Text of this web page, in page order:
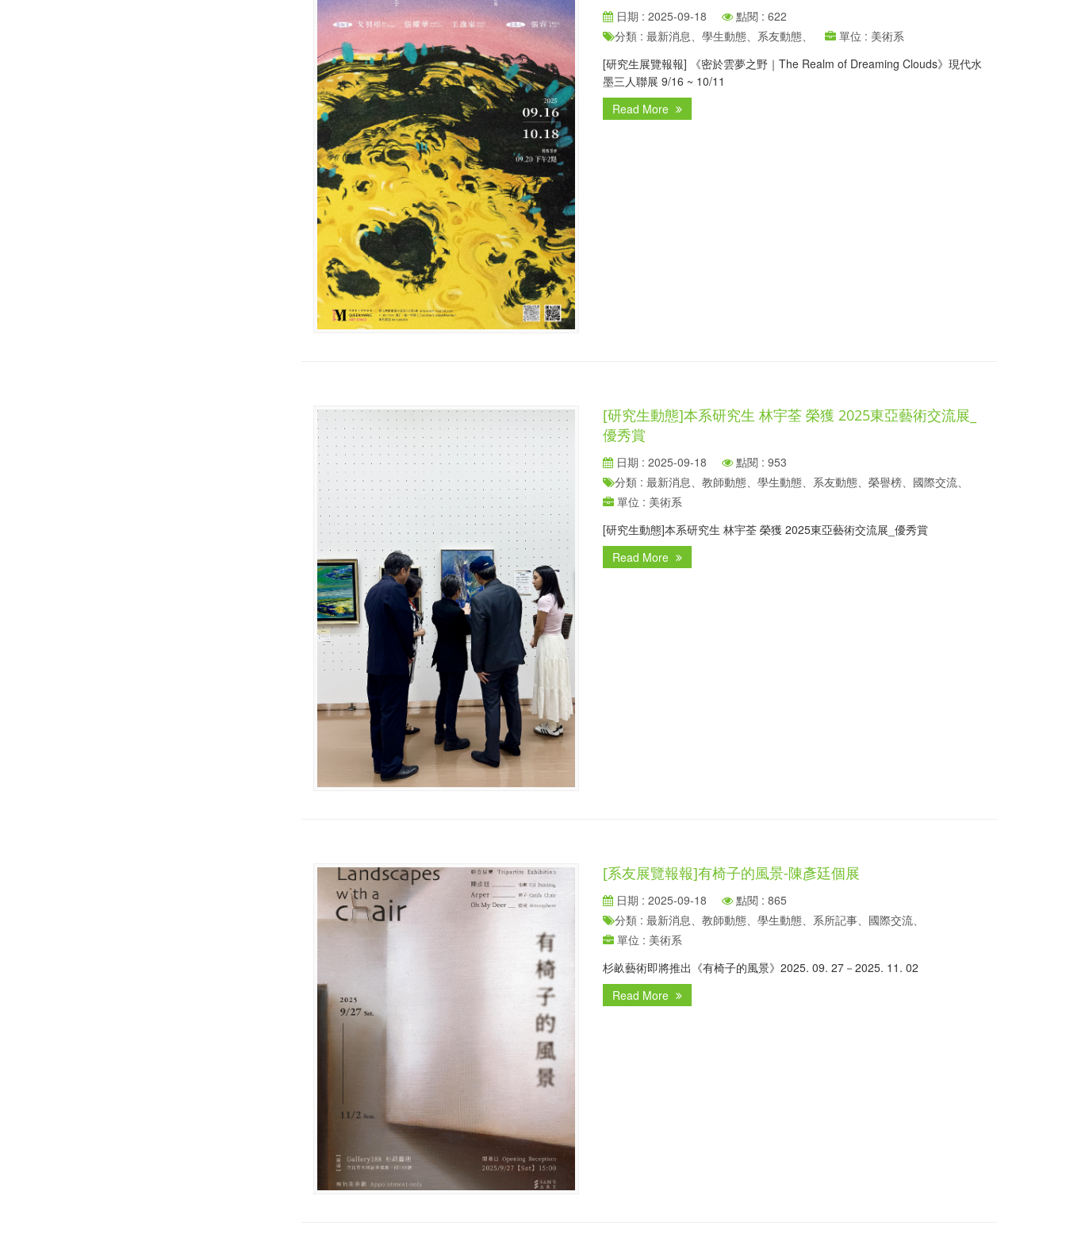
日期 : 2025-09-18
點閱 : 622
分類 : 最新消息、學生動態、系友動態、
單位 : 美術系
[研究生展覽報報] 《密於雲夢之野｜The Realm of Dreaming Clouds》現代水
墨三人聯展 9/16 ~ 10/11
Read More
[研究生動態]本系研究生 林宇荃 榮獲 2025東亞藝術交流展_
優秀賞
日期 : 2025-09-18
點閱 : 953
分類 : 最新消息、教師動態、學生動態、系友動態、榮譽榜、國際交流、
單位 : 美術系
[研究生動態]本系研究生 林宇荃 榮獲 2025東亞藝術交流展_優秀賞
Read More
[系友展覽報報]有椅子的風景-陳彥廷個展
日期 : 2025-09-18
點閱 : 865
分類 : 最新消息、教師動態、學生動態、系所記事、國際交流、
單位 : 美術系
杉畝藝術即將推出《有椅子的風景》2025. 09. 27－2025. 11. 02
Read More